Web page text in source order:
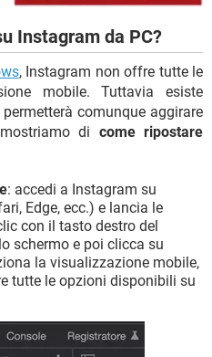
Instagram da PC?
, Instagram non offre tutte le
mobile. Tuttavia esiste
comunque aggirare
di come ripostare
: accedi a Instagram su
Edge, ecc.) e lancia le
con il tasto destro del
schermo e poi clicca su
la visualizzazione mobile,
tutte le opzioni disponibili su